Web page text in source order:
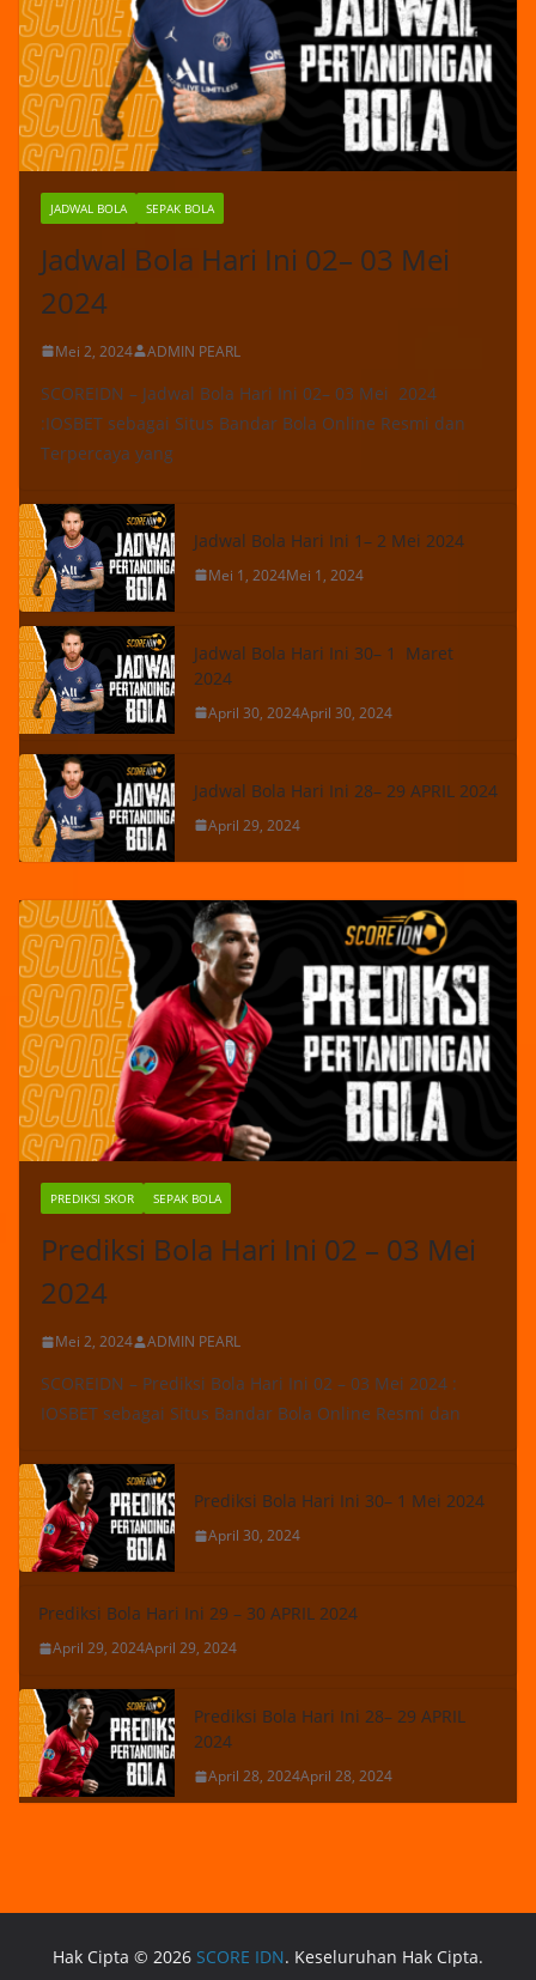
JADWAL BOLA SEPAK BOLA
Jadwal Bola Hari Ini 02– 03 Mei
2024
Mei 2, 2024 ADMIN PEARL
SCOREIDN – Jadwal Bola Hari Ini 02– 03 Mei 2024
:IOSBET sebagai Situs Bandar Bola Online Resmi dan
Terpercaya yang
Jadwal Bola Hari Ini 1– 2 Mei 2024
Mei 1, 2024Mei 1, 2024
Jadwal Bola Hari Ini 30– 1 Maret
2024
April 30, 2024April 30, 2024
Jadwal Bola Hari Ini 28– 29 APRIL 2024
April 29, 2024
PREDIKSI SKOR SEPAK BOLA
Prediksi Bola Hari Ini 02 – 03 Mei
2024
Mei 2, 2024 ADMIN PEARL
SCOREIDN – Prediksi Bola Hari Ini 02 – 03 Mei 2024 :
IOSBET sebagai Situs Bandar Bola Online Resmi dan
Prediksi Bola Hari Ini 30– 1 Mei 2024
April 30, 2024
Prediksi Bola Hari Ini 29 – 30 APRIL 2024
April 29, 2024April 29, 2024
Prediksi Bola Hari Ini 28– 29 APRIL
2024
April 28, 2024April 28, 2024
Hak Cipta © 2026 SCORE IDN. Keseluruhan Hak Cipta.